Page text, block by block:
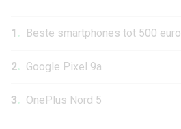
1 . Beste smartphones tot 500 euro
2. Google Pixel 9a
3. OnePlus Nord 5